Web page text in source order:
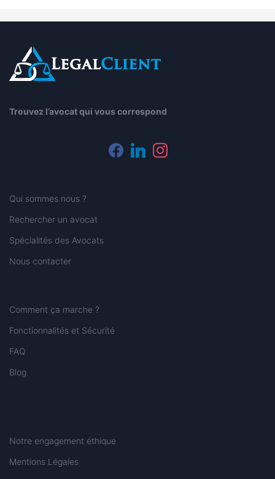
Trouvez l’avocat qui vous correspond
facebooklinkedininstagram
Qui sommes nous ?
Rechercher un avocat
Spécialités des Avocats
Nous contacter
Comment ça marche ?
Fonctionnalités et Sécurité
FAQ
Blog
Notre engagement éthique
Mentions Légales